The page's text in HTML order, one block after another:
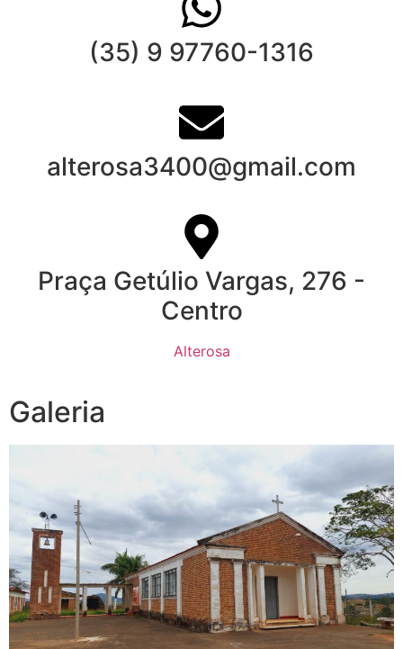
(35) 9 97760-1316
alterosa3400@gmail.com
Praça Getúlio Vargas, 276 -
Centro
Alterosa
Galeria